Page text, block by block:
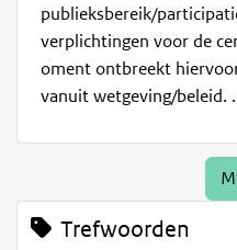
publieksbereik/
verplichtingen voor de
oment ontbreekt
vanuit wetgeving/beleid.
Trefwoorden